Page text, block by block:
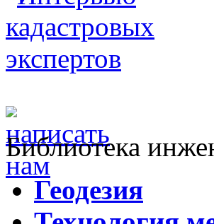
Библиотека
Геодезия